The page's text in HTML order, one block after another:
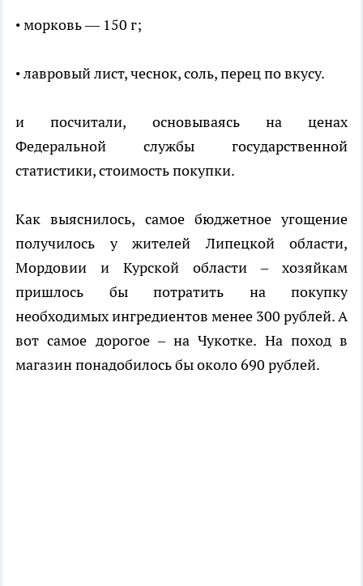
• морковь — 150 г;
• лавровый лист, чеснок, соль, перец по вкусу.
и посчитали, основываясь на ценах
Федеральной службы государственной
статистики, стоимость покупки.
Как выяснилось, самое бюджетное угощение
получилось у жителей Липецкой области,
Мордовии и Курской области – хозяйкам
пришлось бы потратить на покупку
необходимых ингредиентов менее 300 рублей. А
вот самое дорогое – на Чукотке. На поход в
магазин понадобилось бы около 690 рублей.